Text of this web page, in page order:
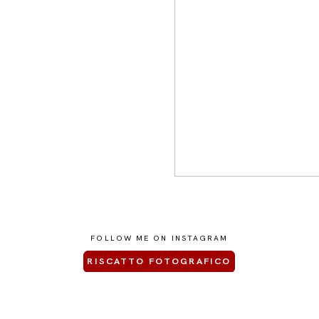
FOLLOW ME ON INSTAGRAM
RISCATTO FOTOGRAFICO